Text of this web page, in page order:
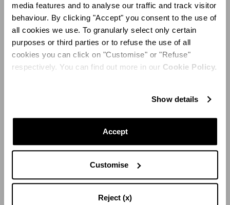
media features and to analyse our traffic and track visitor
behaviour. By clicking "Accept" you consent to the use of
all cookies we use. To granularly select only certain
purposes or third parties or to refuse the use of all
cookies you can click on "Customise" or "Refuse"
respectively. You can find out more in our Cookie Policy.
Show details
Accept
Customise
Reject (x)
Flagship-Stores von Swarovski sowie in den Online-
Boutiquen Aquazzura.com und auf der Creators-Lab-
Plattform bei Swarovski.com erhältlich, wo Kunden
können.